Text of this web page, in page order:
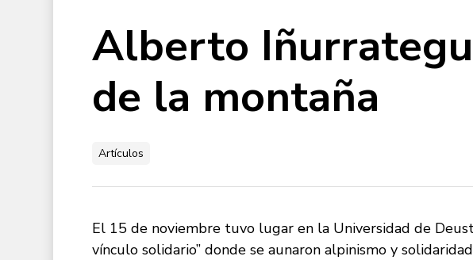
Alberto
de la montaña
Artículos
El 15 de noviembre tuvo lugar en la Universidad de
vínculo solidario” donde se aunaron alpinismo y